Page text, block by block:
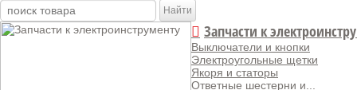
Запчасти к
Выключатели и кнопки
Электроугольные щетки
Якоря и статоры
Ответные шестерни и...